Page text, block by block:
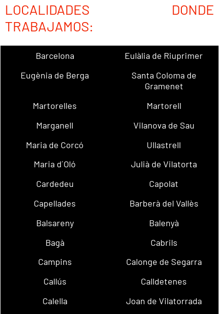
LOCALIDADES DONDE
TRABAJAMOS:
Barcelona
Eulàlia de Riuprimer
Eugènia de Berga
Santa Coloma de
Gramenet
Martorelles
Martorell
Marganell
Vilanova de Sau
Maria de Corcó
Ullastrell
Maria d´Oló
Julià de Vilatorta
Cardedeu
Capolat
Capellades
Barberà del Vallès
Balsareny
Balenyà
Bagà
Cabrils
Campins
Calonge de Segarra
Callús
Calldetenes
Calella
Joan de Vilatorrada